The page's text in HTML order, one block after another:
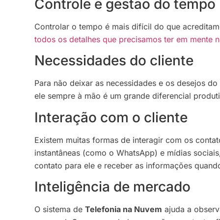
Controle e gestão do tempo
Controlar o tempo é mais difícil do que
todos os detalhes que precisamos ter em mente
Necessidades do cliente
Para não deixar as necessidades e os desejos
ele sempre à mão é um grande diferencial
Interação com o cliente
Existem muitas formas de interagir com os
instantâneas (como o WhatsApp) e mídias
contato para ele e receber as informações
Inteligência de mercado
O sistema de Telefonia na Nuvem ajuda a